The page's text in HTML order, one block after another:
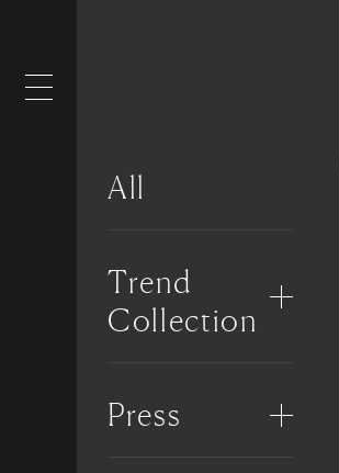
All
Trend
Collection
Press